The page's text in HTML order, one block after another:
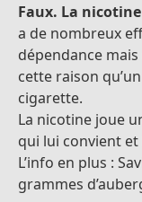
Faux. La
a de nombreux
dépendance
cette raison
cigarette.
La nicotine joue
qui lui convient
L’info en plus :
grammes